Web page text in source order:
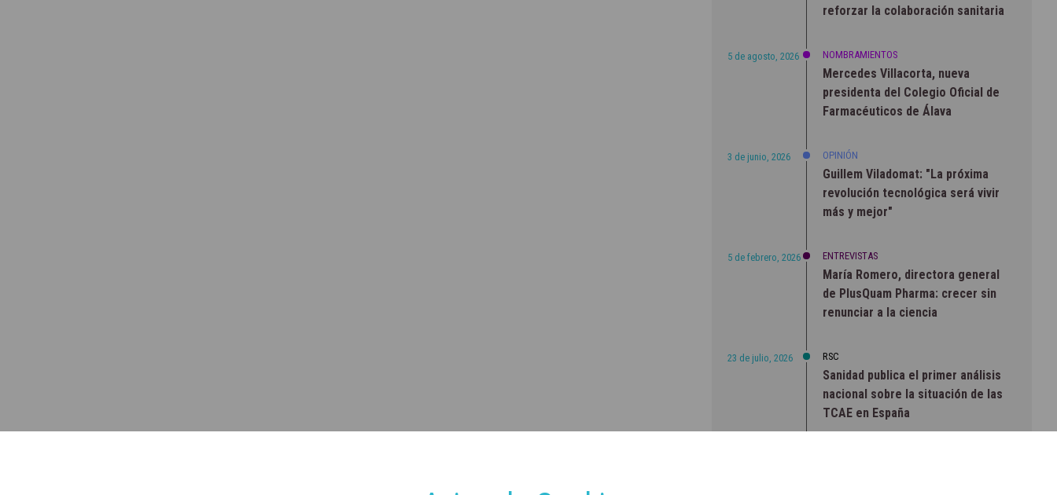
reforzar la colaboración sanitaria
5 de agosto, 2026 NOMBRAMIENTOS
Mercedes Villacorta, nueva
presidenta del Colegio Oficial de
Farmacéuticos de Álava
3 de junio, 2026 OPINIÓN
Guillem Viladomat: "La próxima
revolución tecnológica será vivir
más y mejor"
5 de febrero, 2026 ENTREVISTAS
María Romero, directora general
de PlusQuam Pharma: crecer sin
renunciar a la ciencia
23 de julio, 2026 RSC
Sanidad publica el primer análisis
nacional sobre la situación de las
TCAE en España